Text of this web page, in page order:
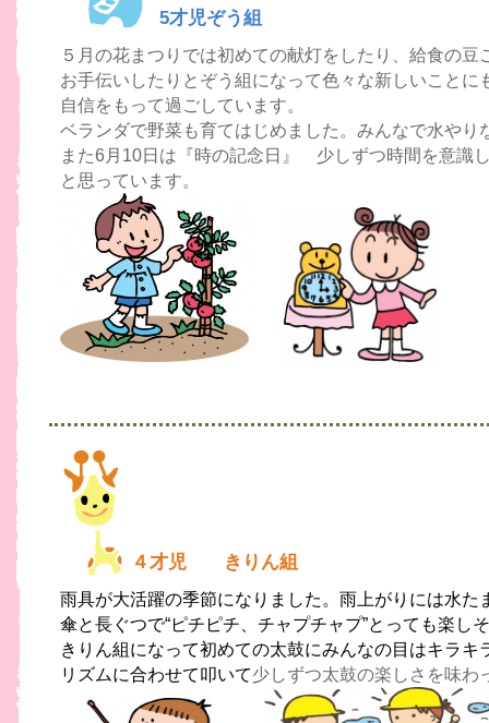
5才児ぞう組
５月の花まつりでは初めての献灯をしたり、給食の豆
お手伝いしたりとぞう組になって色々な新しいこと
自信をもって過ごしています。
ベランダで野菜も育てはじめました。みんなで水や
また6月10日は『時の記念日』 少しずつ時間を意識
と思っています。
４才児 きりん組
雨具が大活躍の季節になりました。雨上がりには水た
傘と長ぐつで“ピチピチ、チャプチャプ”とっても楽し
きりん組になって初めての太鼓にみんなの目はキラキ
リズムに合わせて叩いて少しずつ太鼓の楽しさを味わ